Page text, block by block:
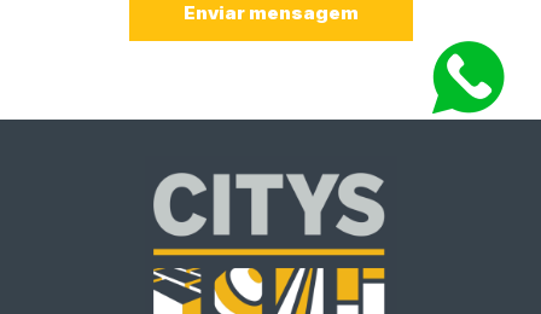
Enviar mensagem